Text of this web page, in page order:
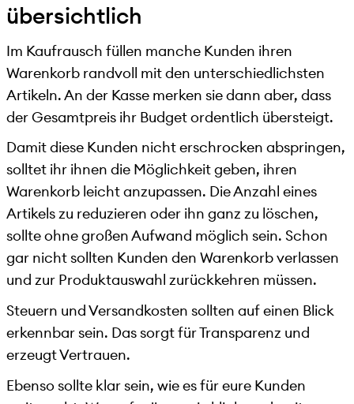
übersichtlich
Im Kaufrausch füllen manche Kunden ihren
Warenkorb randvoll mit den unterschiedlichsten
Artikeln. An der Kasse merken sie dann aber, dass
der Gesamtpreis ihr Budget ordentlich übersteigt.
Damit diese Kunden nicht erschrocken abspringen,
solltet ihr ihnen die Möglichkeit geben, ihren
Warenkorb leicht anzupassen. Die Anzahl eines
Artikels zu reduzieren oder ihn ganz zu löschen,
sollte ohne großen Aufwand möglich sein. Schon
gar nicht sollten Kunden den Warenkorb verlassen
und zur Produktauswahl zurückkehren müssen.
Steuern und Versandkosten sollten auf einen Blick
erkennbar sein. Das sorgt für Transparenz und
erzeugt Vertrauen.
Ebenso sollte klar sein, wie es für eure Kunden